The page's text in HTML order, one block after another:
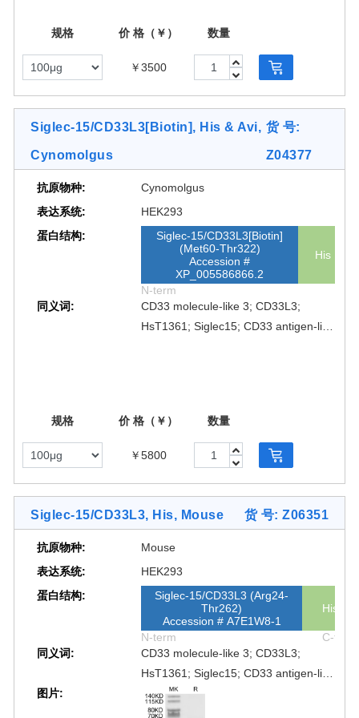
规格 价 格（￥） 数量
￥3500
Siglec-15/CD33L3[Biotin], His & Avi,
Cynomolgus
货 号:
Z04377
抗原物种:
Cynomolgus
表达系统:
HEK293
蛋白结构:
Siglec-15/CD33L3[Biotin]
(Met60-Thr322)
Accession #
XP_005586866.2
His
N-term
同义词:
CD33 molecule-like 3; CD33L3;
HsT1361; Siglec15; CD33 antigen-like
规格 价 格（￥） 数量
￥5800
Siglec-15/CD33L3, His, Mouse 货 号: Z06351
抗原物种:
Mouse
表达系统:
HEK293
蛋白结构:
Siglec-15/CD33L3 (Arg24-
Thr262)
Accession # A7E1W8-1
His
N-term
C-term
同义词:
CD33 molecule-like 3; CD33L3;
HsT1361; Siglec15; CD33 antigen-like
3; SIGLEC-15
图片: